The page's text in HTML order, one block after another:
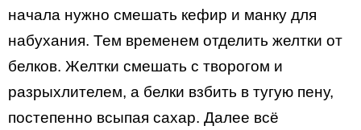
начала нужно смешать кефир и манку для
набухания. Тем временем отделить желтки от
белков. Желтки смешать с творогом и
разрыхлителем, а белки взбить в тугую пену,
постепенно всыпая сахар. Далее всё